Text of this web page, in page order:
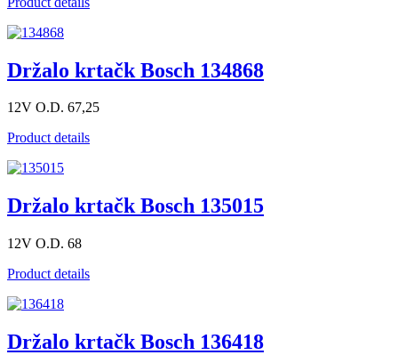
Držalo krtačk Bosch 134868
12V O.D. 67,25
Product details
Držalo krtačk Bosch 135015
12V O.D. 68
Product details
Držalo krtačk Bosch 136418